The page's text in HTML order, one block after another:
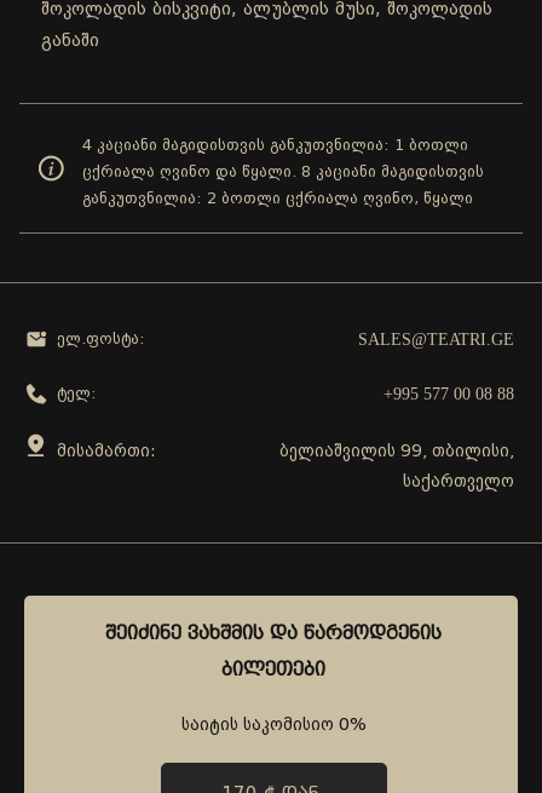
ᲨᲔᲘᲫᲘᲜᲔ ᲕᲐᲮᲨᲛᲘᲡ ᲓᲐ ᲬᲐᲠᲛᲝᲓᲒᲔᲜᲘᲡ
ᲑᲘᲚᲔᲗᲔᲑᲘ
საიტის საკომისიო 0%
შოკოლადის ბისკვიტი, ალუბლის მუსი, შოკოლადის
განაში
4 კაციანი მაგიდისთვის განკუთვნილია: 1 ბოთლი
ცქრიალა ღვინო და წყალი. 8 კაციანი მაგიდისთვის
განკუთვნილია: 2 ბოთლი ცქრიალა ღვინო, წყალი
ᲨᲔᲘᲫᲘᲜᲔ ᲕᲐᲮᲨᲛᲘᲡ ᲓᲐ ᲬᲐᲠᲛᲝᲓᲒᲔᲜᲘᲡ
ᲑᲘᲚᲔᲗᲔᲑᲘ
საიტის საკომისიო 0%
ელ.ფოსტა: SALES@TEATRI.GE
ტელ: +995 577 00 08 88
მისამართი:
ბელიაშვილის 99, თბილისი,
საქართველო